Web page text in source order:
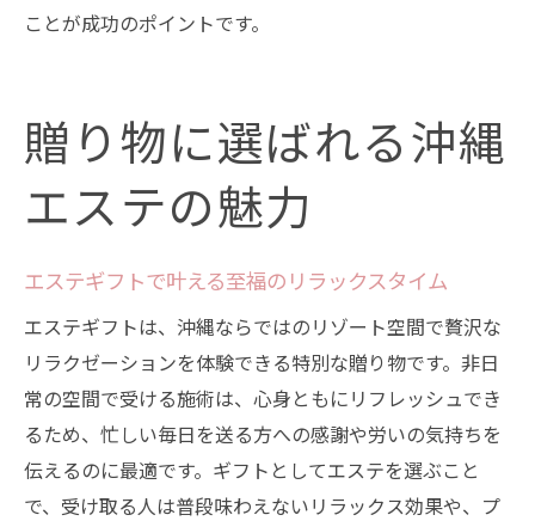
ことが成功のポイントです。
贈り物に選ばれる沖縄
エステの魅力
エステギフトで叶える至福のリラックスタイム
エステギフトは、沖縄ならではのリゾート空間で贅沢な
リラクゼーションを体験できる特別な贈り物です。非日
常の空間で受ける施術は、心身ともにリフレッシュでき
るため、忙しい毎日を送る方への感謝や労いの気持ちを
伝えるのに最適です。ギフトとしてエステを選ぶこと
で、受け取る人は普段味わえないリラックス効果や、プ